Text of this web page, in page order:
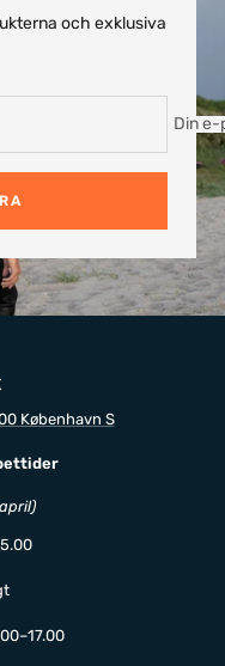
och exklusiva
Din e-
København S